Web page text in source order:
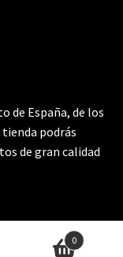
de España, de los
podrás
de gran calidad
0